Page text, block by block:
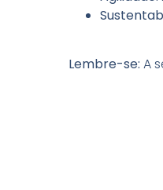
Lembre-se: A